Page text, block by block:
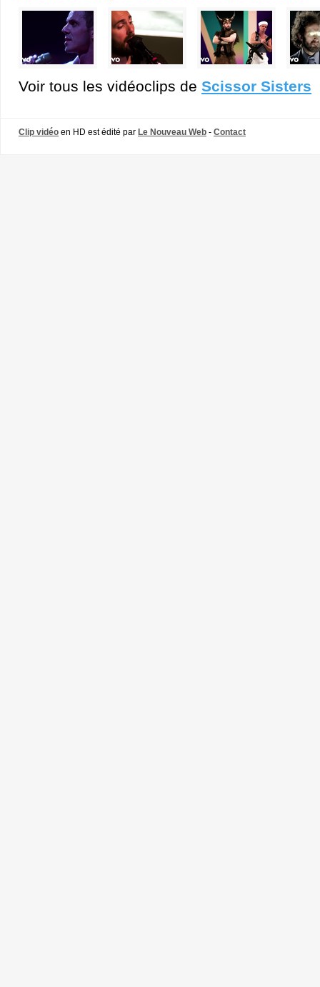
Voir tous les vidéoclips de Scissor Sisters
Clip vidéo en HD est édité par Le Nouveau Web - Contact